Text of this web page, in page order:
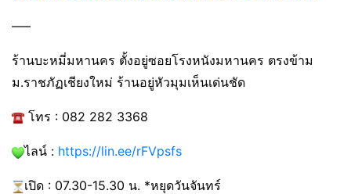
—–
ร้านบะหมี่มหานคร ตั้งอยู่ซอยโรงหนังมหานคร ตรงข้าม
ม.ราชภัฏเชียงใหม่ ร้านอยู่หัวมุมเห็นเด่นชัด
โทร : 082 282 3368
ไลน์ : https://lin.ee/rFVpsfs
เปิด : 07.30-15.30 น. *หยุดวันจันทร์